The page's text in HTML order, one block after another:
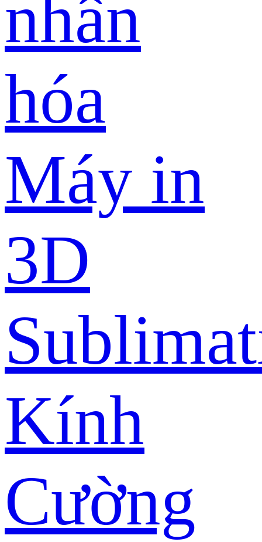
nhân
hóa
Máy in
3D
Kính
Cường